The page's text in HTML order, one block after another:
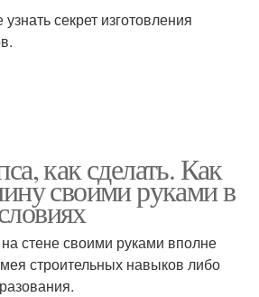
секрет изготовления
как сделать. Как
своими руками в
стене своими руками вполне
строительных навыков либо